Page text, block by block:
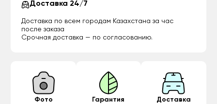
Доставка 24/7
Доставка по всем городам Казахстана за час
после заказа
Срочная доставка — по согласованию.
Фото
Гарантия
Доставка